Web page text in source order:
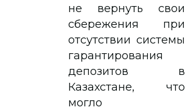
не вернуть свои
сбережения при
отсутствии системы
гарантирования
депозитов в
Казахстане, что
могло